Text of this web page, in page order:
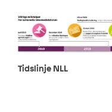
Tidslinje NLL